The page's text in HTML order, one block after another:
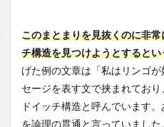
このまとまりを見抜くのに非
チ構造を見つけようとするとい
げた例の文章は「私はリンゴ
セージを表す文で挟まれてお
ドイッチ構造と呼んでいます
を論理の貫通と言っていまし